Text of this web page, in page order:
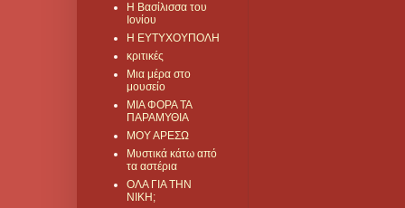
Η Βασίλισσα του
Ιονίου
Η ΕΥΤΥΧΟΥΠΟΛΗ
κριτικές
Μια μέρα στο
μουσείο
ΜΙΑ ΦΟΡΑ ΤΑ
ΠΑΡΑΜΥΘΙΑ
ΜΟΥ ΑΡΕΣΩ
Μυστικά κάτω από
τα αστέρια
ΟΛΑ ΓΙΑ ΤΗΝ
ΝΙΚΗ;